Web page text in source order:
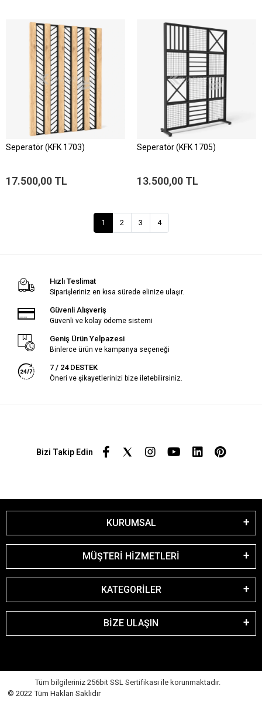
Seperatör (KFK 1703)
17.500,00 TL
Seperatör (KFK 1705)
13.500,00 TL
1 2 3 4
Hızlı Teslimat
Siparişleriniz en kısa sürede elinize ulaşır.
Güvenli Alışveriş
Güvenli ve kolay ödeme sistemi
Geniş Ürün Yelpazesi
Binlerce ürün ve kampanya seçeneği
7 / 24 DESTEK
Öneri ve şikayetlerinizi bize iletebilirsiniz.
Bizi Takip Edin
KURUMSAL
MÜŞTERİ HİZMETLERİ
KATEGORİLER
BİZE ULAŞIN
Tüm bilgileriniz 256bit SSL Sertifikası ile korunmaktadır.
© 2022 Tüm Hakları Saklıdır